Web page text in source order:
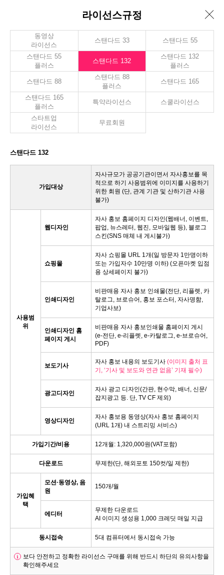
라이선스규정
동영상
라이선스
스탠다드 33 스탠다드 55
스탠다드 55
플러스
스탠다드 132
스탠다드 132
플러스
스탠다드 88
스탠다드 88
플러스
스탠다드 165
스탠다드 165
플러스
특약라이선스 스쿨라이선스
스타트업
라이선스
무료회원
스탠다드 132
가입대상
자사규모가 공공기관이면서 자사홍보를 목
적으로 하기 사용범위에 이미지를 사용하기
위한 회원 (단, 관계 기관 및 산하기관 사용
불가)
사용범
위
웹디자인
자사 홍보 홈페이지 디자인(웹배너, 이벤트,
팝업, 뉴스레터, 웹진, 모바일웹 등), 블로그
스킨(SNS 매체 내 게시불가)
쇼핑몰
자사 쇼핑몰 URL 1개(일 방문자 1만명이하
또는 가입자수 10만명 이하) (오픈마켓 입점
용 상세페이지 불가)
인쇄디자인
비판매용 자사 홍보 인쇄물(전단, 리플렛, 카
탈로그, 브로슈어, 홍보 포스터, 자사명함,
기업사보)
인쇄디자인 홈
페이지 게시
비판매용 자사 홍보인쇄물 홈페이지 게시
(e-전단, e-리플렛, e-카탈로그, e-브로슈어,
PDF)
보도기사
자사 홍보 내용의 보도기사 (이미지 출처 표
기, ‘기사 및 보도와 연관 없음’ 기재 필수)
광고디자인
자사 광고 디자인(간판, 현수막, 배너, 신문/
잡지광고 등. 단, TV CF 제외)
영상디자인
자사 홍보용 동영상(자사 홍보 홈페이지
(URL 1개) 내 스트리밍 서비스)
가입기간/비용 12개월: 1,320,000원(VAT포함)
다운로드 무제한(단, 해외포토 150컷/일 제한)
가입혜
택
모션·동영상, 음
원
150개/월
에디터
무제한 다운로드
AI 이미지 생성용 1,000 크레딧 매일 지급
동시접속 5대 컴퓨터에서 동시접속 가능
보다 안전하고 정확한 라이선스 구매를 위해 반드시 하단의 유의사항을
확인해주세요